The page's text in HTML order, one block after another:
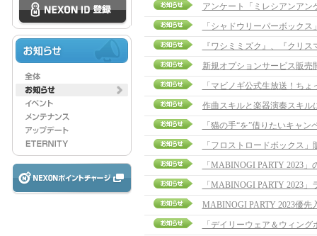
アンケート「ミレシアンアン
「シャドウリーパーボック
『ワシミミズク』、『クリ
新規オプションサービス販売
「マビノギ公式生放送！ち
作曲スキルと楽器演奏スキル
「猫の手“を”借りたいキャ
「フロストロードボックス
「MABINOGI PARTY 2023
「MABINOGI PARTY 2023
MABINOGI PARTY 2023優
「デイリーウェア＆ウィン